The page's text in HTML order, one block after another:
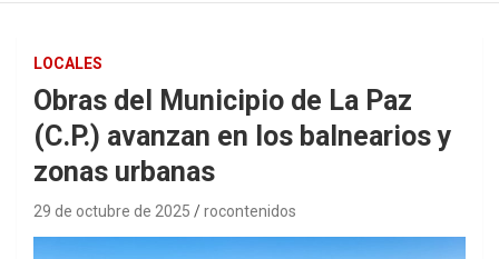
LOCALES
Obras del Municipio de La Paz
(C.P.) avanzan en los balnearios y
zonas urbanas
29 de octubre de 2025 rocontenidos